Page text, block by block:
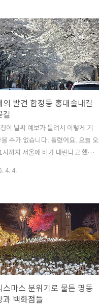
도 마찬가지입니다. 이유는 정주
핵심인 직장 때문이죠. 동해는 어
달한 도시들이 많은데 물고기들이
요. 어업 인구가 계속 줄고 젊은 층
리가 없다 보니 큰 도시로 서울로
습니다. 그러나 어업대신 발달하
있는데 바로 관광업입니다. 동해
에 가득 늘어선 고층 빌딩 대부분
과 리조트입니다. 그 호텔과 리조
에는 생활형 오피스텔로 만들어진
많습니다. 투자자들의 돈을 받고 올
도 많죠. 앞으로도 동해..
의 발견 합정동 홍대솔내길
길
이 날씨 예보가 틀려서 이렇게 기
을 수가 없습니다. 틀렸어요. 오늘 오
시까지 서울에 비가 내린다고 했는
늘은 오예보가 하루를 번 느낌이
. 서울에 온 외국인 관광객들은 기
서울의 하루를 선물 받았다고 할
날이 좋네요. 합정동 홍대솔내길
매년 벚꽃 시즌마다 카메라 들고
곳을 가봐서 올해는 좀 색다른 곳
고자 이리저리 찾아봤습니다. 안
양재천, 불광천 같은 하천은 풍경이
요. 개나리 있고 물 있고 벚꽃있고
4. 4.
스마스 분위기로 물든 명동
과 백화점들